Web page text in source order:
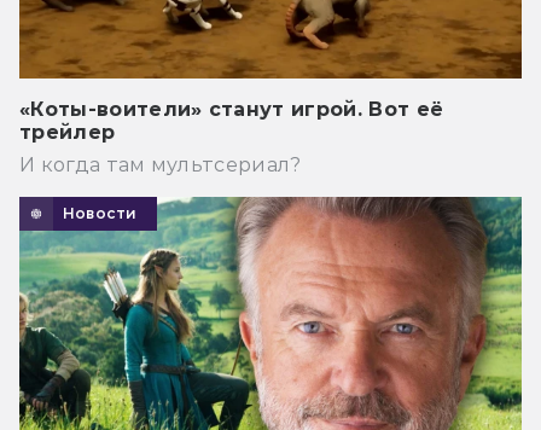
«Коты-воители» станут игрой. Вот её
трейлер
И когда там мультсериал?
Новости